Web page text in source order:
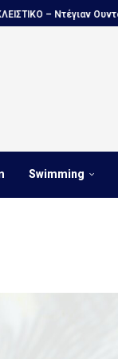
Ουντόβιτσιτς...
Swimming